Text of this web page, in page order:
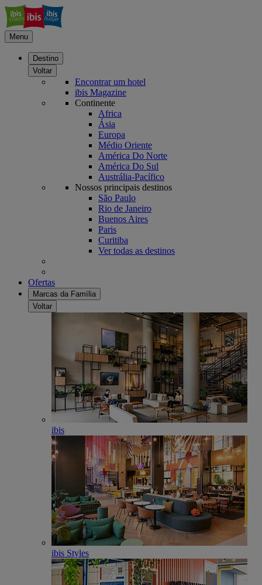
Menu
Destino
Voltar
Encontrar um hotel
ibis Magazine
Continente
Africa
Ásia
Europa
Médio Oriente
América Do Norte
América Do Sul
Austrália-Pacífico
Nossos principais destinos
São Paulo
Rio de Janeiro
Buenos Aires
Paris
Curitiba
Ver todas as destinos
Ofertas
Marcas da Família
Voltar
ibis
ibis Styles